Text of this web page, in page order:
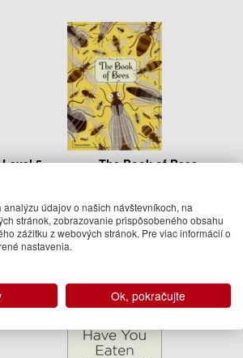
5:
The Book of Bees
24.95 €
Na objednávku
analýzu údajov o našich návštevníkoch, na
stránok, zobrazovanie prispôsobeného obsahu
zážitku z webových stránok. Pre viac informácií o
nastavenia.
Ok, pokračujte